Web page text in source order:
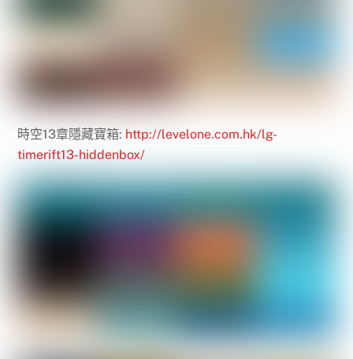
時空13章隱藏寶箱: http://levelone.com.hk/lg-
timerift13-hiddenbox/